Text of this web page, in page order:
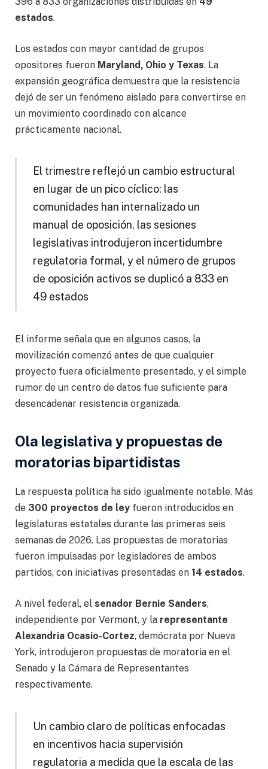
estados.
Los estados con mayor cantidad de grupos
opositores fueron Maryland, Ohio y Texas. La
expansión geográfica demuestra que la resistencia
dejó de ser un fenómeno aislado para convertirse en
un movimiento coordinado con alcance
prácticamente nacional.
El trimestre reflejó un cambio estructural
en lugar de un pico cíclico: las
comunidades han internalizado un
manual de oposición, las sesiones
legislativas introdujeron incertidumbre
regulatoria formal, y el número de grupos
de oposición activos se duplicó a 833 en
49 estados
El informe señala que en algunos casos, la
movilización comenzó antes de que cualquier
proyecto fuera oficialmente presentado, y el simple
rumor de un centro de datos fue suficiente para
desencadenar resistencia organizada.
Ola legislativa y propuestas de
moratorias bipartidistas
La respuesta política ha sido igualmente notable. Más
de 300 proyectos de ley fueron introducidos en
legislaturas estatales durante las primeras seis
semanas de 2026. Las propuestas de moratorias
fueron impulsadas por legisladores de ambos
partidos, con iniciativas presentadas en 14 estados.
A nivel federal, el senador Bernie Sanders,
independiente por Vermont, y la representante
Alexandria Ocasio-Cortez, demócrata por Nueva
York, introdujeron propuestas de moratoria en el
Senado y la Cámara de Representantes
respectivamente.
Un cambio claro de políticas enfocadas
en incentivos hacia supervisión
regulatoria a medida que la escala de las